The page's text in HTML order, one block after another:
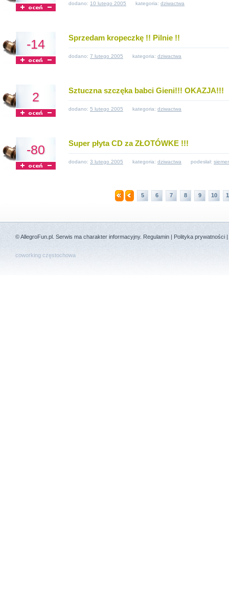
dodano: 10 lutego 2005 kategoria: dziwactwa
-14 Sprzedam kropeczkę !! Pilnie !!
dodano: 7 lutego 2005 kategoria: dziwactwa
2 Sztuczna szczęka babci Gieni!!! OKAZJA!!!
dodano: 5 lutego 2005 kategoria: dziwactwa
-80 Super płyta CD za ZŁOTÓWKE !!!
dodano: 3 lutego 2005 kategoria: dziwactwa podesłał:
5 6 7 8 9 10
©AllegroFun.pl . Serwis ma charakter informacyjny. Regulamin | Polityka prywatności |
coworking częstochowa